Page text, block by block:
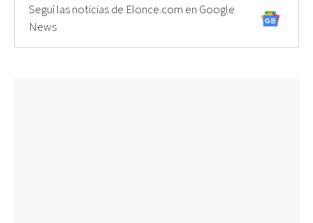
Seguí las noticias de Elonce.com en Google
News